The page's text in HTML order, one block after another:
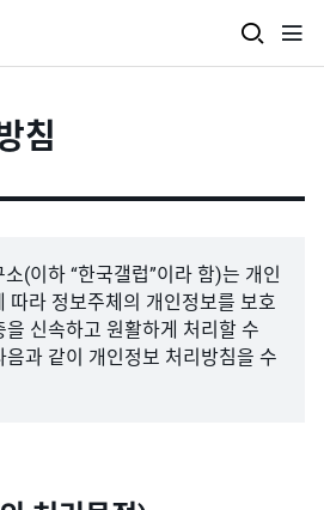
침
(이하 “한국갤럽”이라 함)는 개인
따라 정보주체의 개인정보를 보호
신속하고 원활하게 처리할 수
과 같이 개인정보 처리방침을 수